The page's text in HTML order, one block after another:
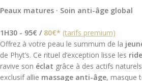
Peaux matures · Soin anti-âge global
1H30 - 95€ / 80€* (tarifs premium)
Offrez à votre peau le summum de la
de Phyt’s. Ce rituel d’exception lisse les
ravive son éclat grâce à des actifs
exclusif allie massage anti-âge, masque